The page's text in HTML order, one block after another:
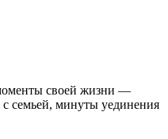
своей жизни —
семьей, минуты уединения